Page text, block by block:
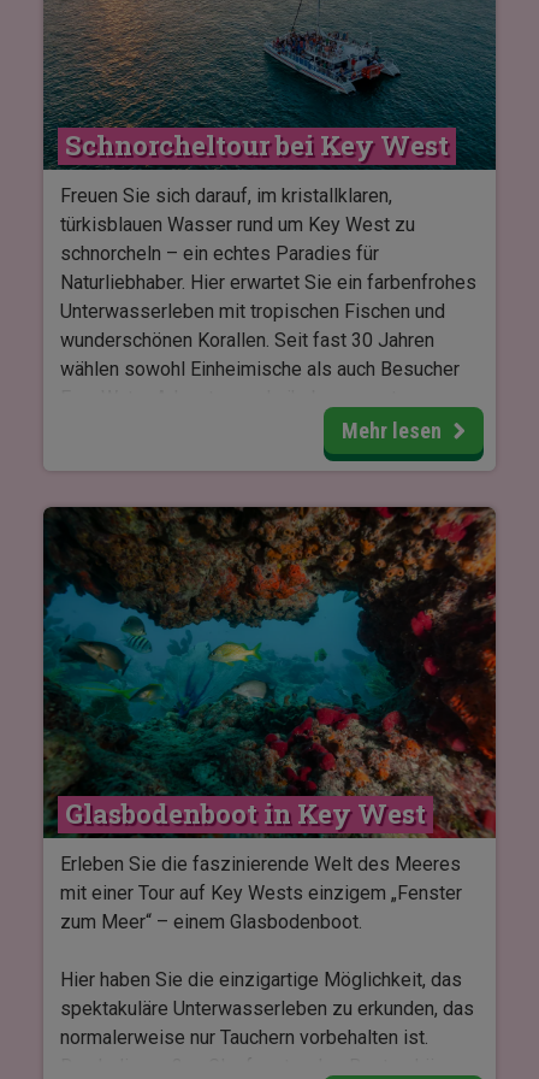
der Heilung treffen – sowie einige, die aufgrund
ihrer Verletzungen hier ein dauerhaftes Zuhause
gefunden haben.
Schnorcheltour bei Key West
Freuen Sie sich darauf, im kristallklaren,
türkisblauen Wasser rund um Key West zu
schnorcheln – ein echtes Paradies für
Naturliebhaber. Hier erwartet Sie ein farbenfrohes
Unterwasserleben mit tropischen Fischen und
wunderschönen Korallen. Seit fast 30 Jahren
wählen sowohl Einheimische als auch Besucher
Katamarans gehen. Genießen Sie die entspannte
Atmosphäre an Bord, während Sie in Richtung
offenes Meer segeln. Wenn Sie das Korallenriff
erreichen, können Sie das farbenfrohe
Unterwasserleben beim Schnorcheln erkunden.
Unterwegs können Sie Ihren Durst mit kalten
Getränken löschen, die während der gesamten
Tour inbegriffen sind.
Die Tour dauert etwa 3 Stunden und beinhaltet
Schnorchelausrüstung sowie Getränke.
Mehr lesen
Glasbodenboot in Key West
Erleben Sie die faszinierende Welt des Meeres
mit einer Tour auf Key Wests einzigem „Fenster
zum Meer“ – einem Glasbodenboot.
Hier haben Sie die einzigartige Möglichkeit, das
spektakuläre Unterwasserleben zu erkunden, das
normalerweise nur Tauchern vorbehalten ist.